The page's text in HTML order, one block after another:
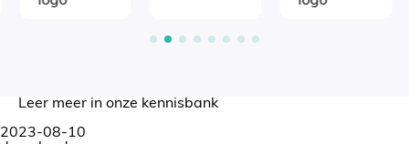
Leer meer in onze kennisbank
2023-08-10